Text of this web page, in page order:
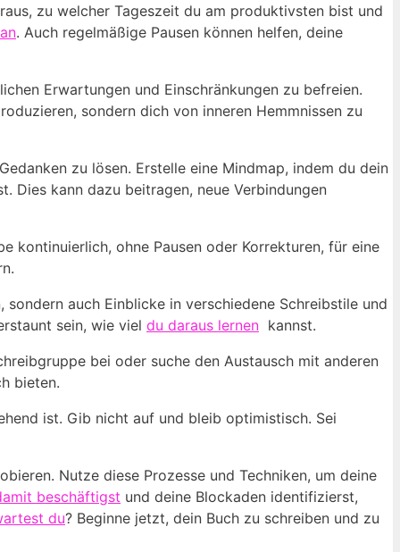
zu welcher Tageszeit du⁤ am⁢ produktivsten bist ‌und
.​ Auch regelmäßige Pausen können helfen, deine
Erwartungen ⁤und‌ Einschränkungen zu befreien.
sondern⁢ dich von inneren Hemmnissen zu
zu lösen. Erstelle eine Mindmap, indem du dein
Dies kann dazu beitragen, neue Verbindungen
kontinuierlich, ohne​ Pausen ​oder Korrekturen, für‌ eine
auch Einblicke ⁢in verschiedene Schreibstile und
sein,⁣ wie viel du daraus‍ lernen ‌ kannst.
bei oder‌ suche den Austausch mit anderen
bieten.
⁣ist. Gib nicht auf und bleib optimistisch. Sei
Nutze diese Prozesse ‍und Techniken, um ⁣deine
beschäftigst und‌ deine Blockaden ​identifizierst, ​
du? Beginne​ jetzt, dein Buch zu schreiben‍ und zu